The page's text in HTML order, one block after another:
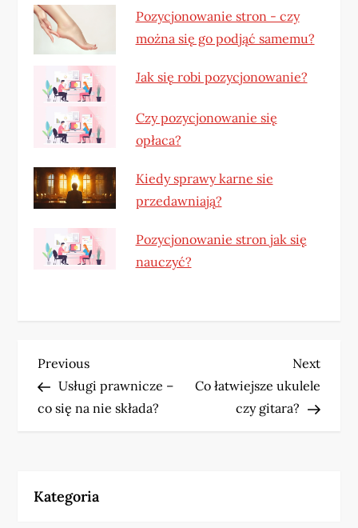
Pozycjonowanie stron - czy
można się go podjąć samemu?
Jak się robi pozycjonowanie?
Czy pozycjonowanie się
opłaca?
Kiedy sprawy karne sie
przedawniają?
Pozycjonowanie stron jak się
nauczyć?
N
a
g
Previous
Post
Previous
Usługi prawnicze –
co się na nie składa?
Next
Post
Next
Co łatwiejsze ukulele
czy gitara?
Kategoria